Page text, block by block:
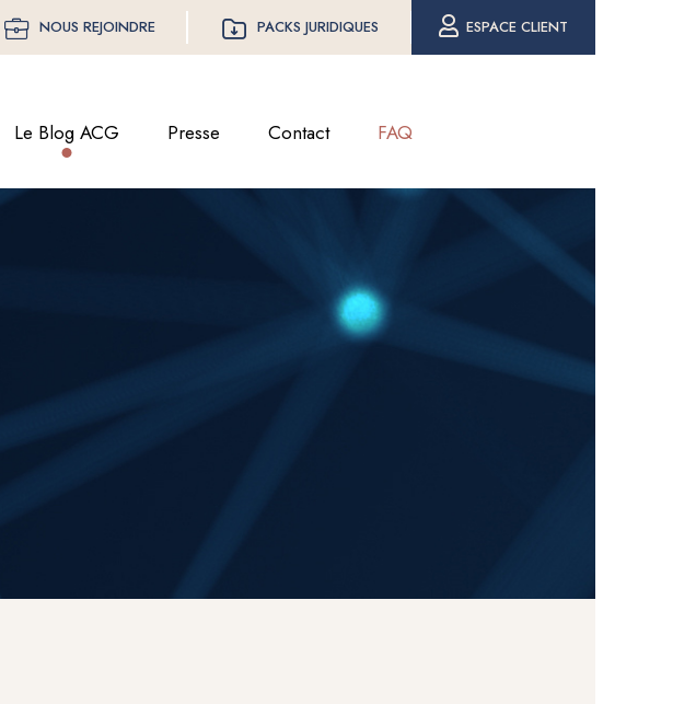
NOUS REJOINDRE PACKS JURIDIQUES ESPACE CLIENT
Le Blog ACG Presse Contact FAQ